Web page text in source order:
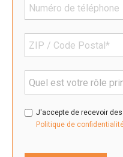
J'accepte de recevoir
Politique de